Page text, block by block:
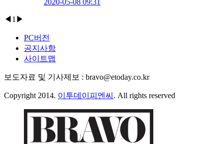
2020-05-08 09:31
◀ 1 ▶
PC버전
공지사항
사이트맵
보도자료 및 기사제보 : bravo@etoday.co.kr
Copyright 2014. 이투데이피엔씨 . All rights reserved